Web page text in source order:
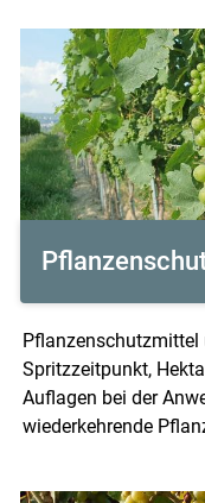
Pflanzenschutzmittel
Spritzzeitpunkt,
Auflagen bei der
wiederkehrende